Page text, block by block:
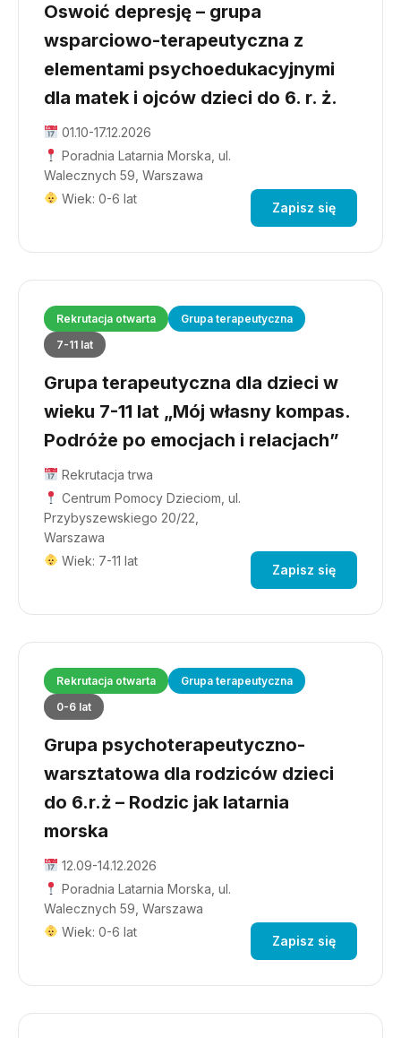
Oswoić depresję – grupa
wsparciowo-terapeutyczna z
elementami psychoedukacyjnymi
dla matek i ojców dzieci do 6. r. ż.
01.10-17.12.2026
Poradnia Latarnia Morska, ul.
Walecznych 59, Warszawa
Wiek: 0-6 lat
Zapisz się
Rekrutacja otwarta
Grupa terapeutyczna
7-11 lat
Grupa terapeutyczna dla dzieci w
wieku 7-11 lat „Mój własny kompas.
Podróże po emocjach i relacjach”
Rekrutacja trwa
Centrum Pomocy Dzieciom, ul.
Przybyszewskiego 20/22,
Warszawa
Wiek: 7-11 lat
Zapisz się
Rekrutacja otwarta
Grupa terapeutyczna
0-6 lat
Grupa psychoterapeutyczno-
warsztatowa dla rodziców dzieci
do 6.r.ż – Rodzic jak latarnia
morska
12.09-14.12.2026
Poradnia Latarnia Morska, ul.
Walecznych 59, Warszawa
Wiek: 0-6 lat
Zapisz się